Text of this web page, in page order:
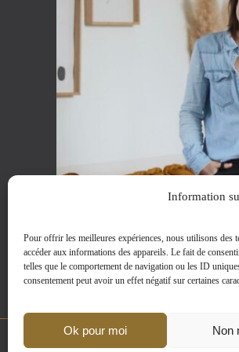
Information
Pour offrir les meilleures expériences, nous utilisons des
accéder aux informations des appareils. Le fait de
telles que le comportement de navigation ou les ID
consentement peut avoir un effet négatif sur certaines
Ok pour moi Non
MENTIONS LEGALES|